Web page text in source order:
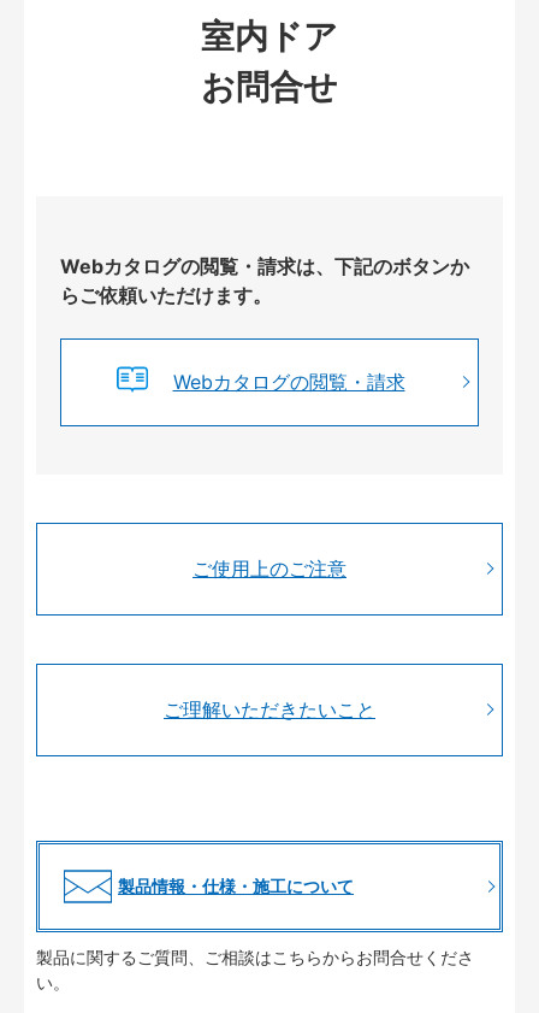
室内ドア
お問合せ
Webカタログの閲覧・請求は、下記のボタンか
らご依頼いただけます。
Webカタログの閲覧・請求
ご使用上のご注意
ご理解いただきたいこと
製品情報・仕様・施工について
製品に関するご質問、ご相談はこちらからお問合せくださ
い。